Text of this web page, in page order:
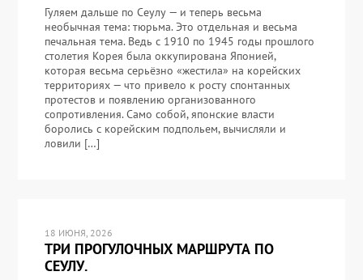
Гуляем дальше по Сеулу — и теперь весьма
необычная тема: тюрьма. Это отдельная и весьма
печальная тема. Ведь с 1910 по 1945 годы прошлого
столетия Корея была оккупирована Японией,
которая весьма серьёзно «жестила» на корейских
территориях — что привело к росту спонтанных
протестов и появлению организованного
сопротивления. Само собой, японские власти
боролись с корейским подпольем, вычисляли и
ловили […]
18 ИЮНЯ, 2026
ТРИ ПРОГУЛОЧНЫХ МАРШРУТА ПО
СЕУЛУ.